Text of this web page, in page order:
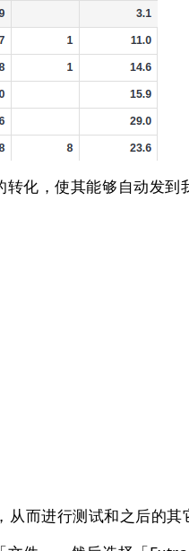
，使其能够自动发到
进⾏测试和之后的其